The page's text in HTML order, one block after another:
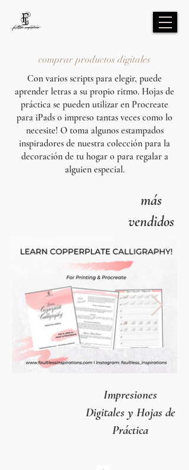
comprar productos digitales
Con varios scripts para elegir, puede
aprender letras a su propio ritmo. Hojas de
práctica se pueden utilizar en Procreate
para iPads o impreso tantas veces como lo
necesite! O toma algunos estampados
inspiradores de nuestra colección para la
decoración de tu hogar o para regalar a
alguien especial.
más
vendidos
Impresiones
Digitales y Hojas de
Práctica